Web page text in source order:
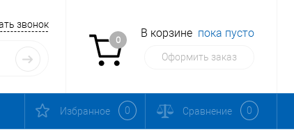
звонок
0
В корзине пока пусто
Оформить заказ
Избранное 0 Сравнение 0